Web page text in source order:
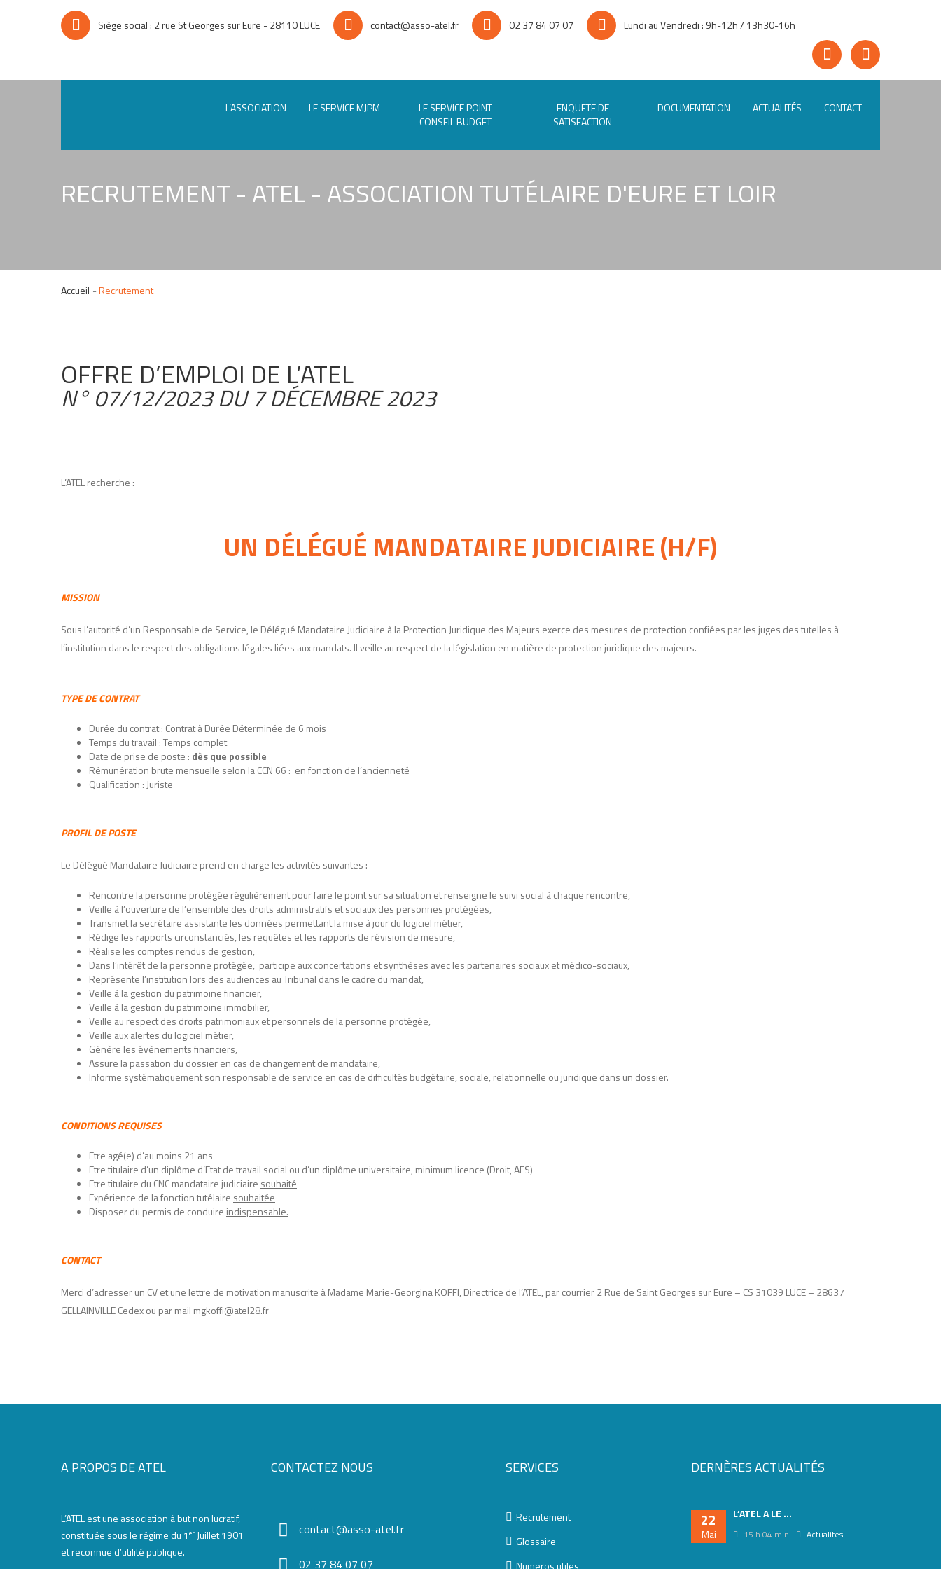
Siège social : 2 rue St Georges sur Eure - 28110 LUCE contact@asso-atel.fr 02 37 84 07 07 Lundi au Vendredi : 9h-12h / 13h30-16h
L’ASSOCIATION LE SERVICE MJPM
LE SERVICE POINT
CONSEIL BUDGET
ENQUETE DE
SATISFACTION
DOCUMENTATION ACTUALITÉS CONTACT
RECRUTEMENT - ATEL - ASSOCIATION TUTÉLAIRE D'EURE ET LOIR
Accueil Recrutement
OFFRE D’EMPLOI DE L’ATEL
N° 07/12/2023 DU 7 DÉCEMBRE 2023
L’ATEL recherche :
UN DÉLÉGUÉ MANDATAIRE JUDICIAIRE (H/F)
MISSION
Sous l’autorité d’un Responsable de Service, le Délégué Mandataire Judiciaire à la Protection Juridique des Majeurs exerce des mesures de protection confiées par les juges des tutelles à
l’institution dans le respect des obligations légales liées aux mandats. II veille au respect de la législation en matière de protection juridique des majeurs.
TYPE DE CONTRAT
Durée du contrat : Contrat à Durée Déterminée de 6 mois
Temps du travail : Temps complet
Date de prise de poste : dès que possible
Rémunération brute mensuelle selon la CCN 66 : en fonction de l’ancienneté
Qualification : Juriste
PROFIL DE POSTE
Le Délégué Mandataire Judiciaire prend en charge les activités suivantes :
Rencontre la personne protégée régulièrement pour faire le point sur sa situation et renseigne le suivi social à chaque rencontre,
Veille à l’ouverture de l’ensemble des droits administratifs et sociaux des personnes protégées,
Transmet la secrétaire assistante les données permettant la mise à jour du logiciel métier,
Rédige les rapports circonstanciés, les requêtes et les rapports de révision de mesure,
Réalise les comptes rendus de gestion,
Dans l’intérêt de la personne protégée, participe aux concertations et synthèses avec les partenaires sociaux et médico-sociaux,
Représente l’institution lors des audiences au Tribunal dans le cadre du mandat,
Veille à la gestion du patrimoine financier,
Veille à la gestion du patrimoine immobilier,
Veille au respect des droits patrimoniaux et personnels de la personne protégée,
Veille aux alertes du logiciel métier,
Génère les évènements financiers,
Assure la passation du dossier en cas de changement de mandataire,
Informe systématiquement son responsable de service en cas de difficultés budgétaire, sociale, relationnelle ou juridique dans un dossier.
CONDITIONS REQUISES
Etre agé(e) d’au moins 21 ans
Etre titulaire d’un diplôme d’Etat de travail social ou d’un diplôme universitaire, minimum licence (Droit, AES)
Etre titulaire du CNC mandataire judiciaire souhaité
Expérience de la fonction tutélaire souhaitée
Disposer du permis de conduire indispensable.
CONTACT
Merci d’adresser un CV et une lettre de motivation manuscrite à Madame Marie-Georgina KOFFI, Directrice de l’ATEL, par courrier 2 Rue de Saint Georges sur Eure – CS 31039 LUCE – 28637
GELLAINVILLE Cedex ou par mail mgkoffi@atel28.fr
A PROPOS DE ATEL
L’ATEL est une association à but non lucratif,
constituée sous le régime du 1er Juillet 1901
et reconnue d’utilité publique.
CONTACTEZ NOUS
contact@asso-atel.fr
02 37 84 07 07
SERVICES
Recrutement
Glossaire
Numeros utiles
DERNÈRES ACTUALITÉS
22
Mai
L’ATEL A LE ...
15 h 04 min Actualites